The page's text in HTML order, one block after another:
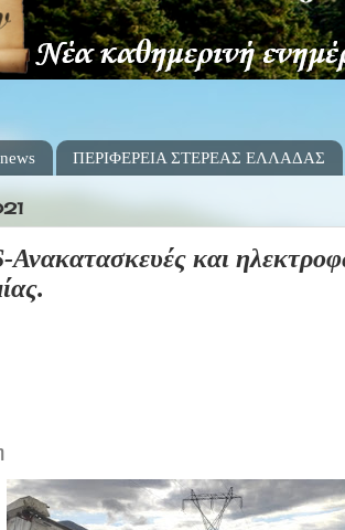
ΠΕΡΙΦΕΡΕΙΑ ΣΤΕΡΕΑΣ ΕΛΛΑΔΑΣ
και